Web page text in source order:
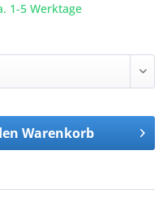
1-5 Werktage
Warenkorb